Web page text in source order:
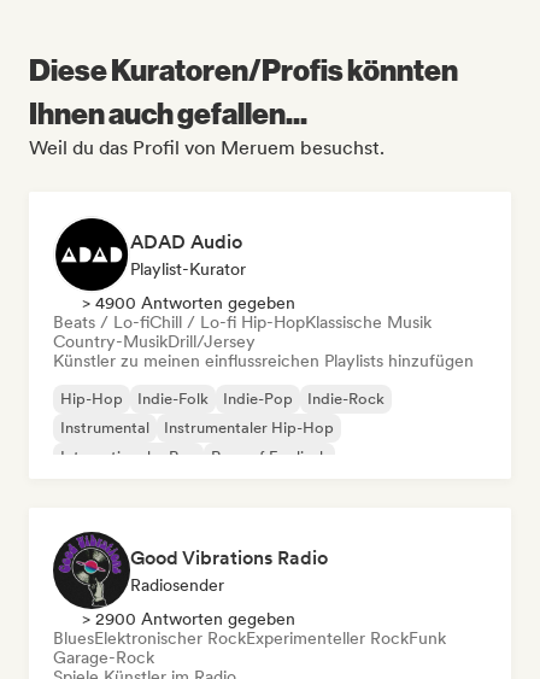
Diese Kuratoren/Profis könnten
Ihnen auch gefallen...
Weil du das Profil von Meruem besuchst.
ADAD Audio
Playlist-Kurator
> 4900 Antworten gegeben
Beats / Lo-fiChill / Lo-fi Hip-HopKlassische Musik
Country-MusikDrill/Jersey
Künstler zu meinen einflussreichen Playlists hinzufügen
Hip-Hop Indie-Folk Indie-Pop
Indie-Rock
Instrumental
Instrumentaler Hip-Hop
Internationaler Rap
Rap auf Englisch
Good Vibrations Radio
Radiosender
> 2900 Antworten gegeben
BluesElektronischer RockExperimenteller RockFunk
Garage-Rock